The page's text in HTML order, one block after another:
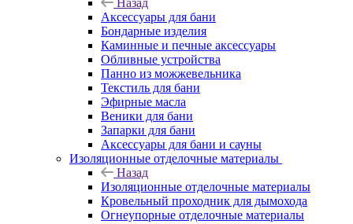
Назад
Аксессуары для бани
Бондарные изделия
Каминные и печные аксессуары
Обливные устройства
Панно из можжевельника
Текстиль для бани
Эфирные масла
Веники для бани
Запарки для бани
Аксессуары для бани и сауны
Изоляционные отделочные материалы
Назад
Изоляционные отделочные материалы
Кровельный проходник для дымохода
Огнеупорные отделочные материалы